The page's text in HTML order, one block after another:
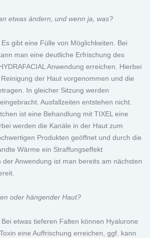
etwas ändern, und wenn ja, was?
Es gibt eine Fülle von Möglichkeiten. Bei
man eine deutliche Erfrischung des
Anwendung erreichen. Hierbei
der Haut vorgenommen und die
In gleicher Sitzung werden
Ausfallzeiten entstehen nicht.
ist eine Behandlung mit TIXEL eine
werden die Kanäle in der Haut zum
Produkten geöffnet und durch die
Wärme ein Straffungseffekt
der Anwendung ist man bereits am nächsten
oder hängender Haut?
Bei etwas tieferen Falten können Hyalurone
eine Auffrischung erreichen, ggf. kann